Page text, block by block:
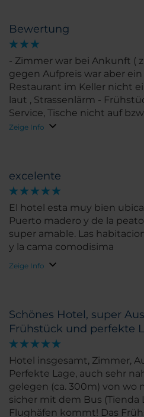
Schönes Hotel, super
Frühstück und perfekte
Hotel insgesamt, Zimmer,
Perfekte Lage, auch sehr
gelegen (ca. 300m) von wo
sicher mit dem Bus (Tienda
Flughäfen kommt! Das
Bewertung
- Zimmer war bei Ankunft (
gegen Aufpreis war aber ein
Restaurant im Keller nicht
laut , Strassenlärm -
Service, Tische nicht auf
Rezeption nicht sehr
Zeige Info
excelente
El hotel esta muy bien
Puerto madero y de la
super amable. Las
y la cama comodisima
Zeige Info